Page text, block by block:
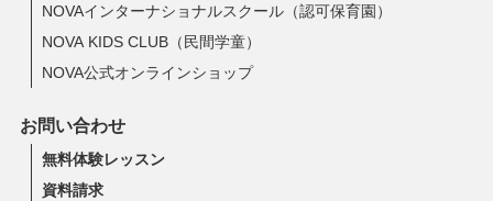
NOVAインターナショナルスクール（認可保育園）
NOVA KIDS CLUB（民間学童）
NOVA公式オンラインショップ
お問い合わせ
無料体験レッスン
資料請求